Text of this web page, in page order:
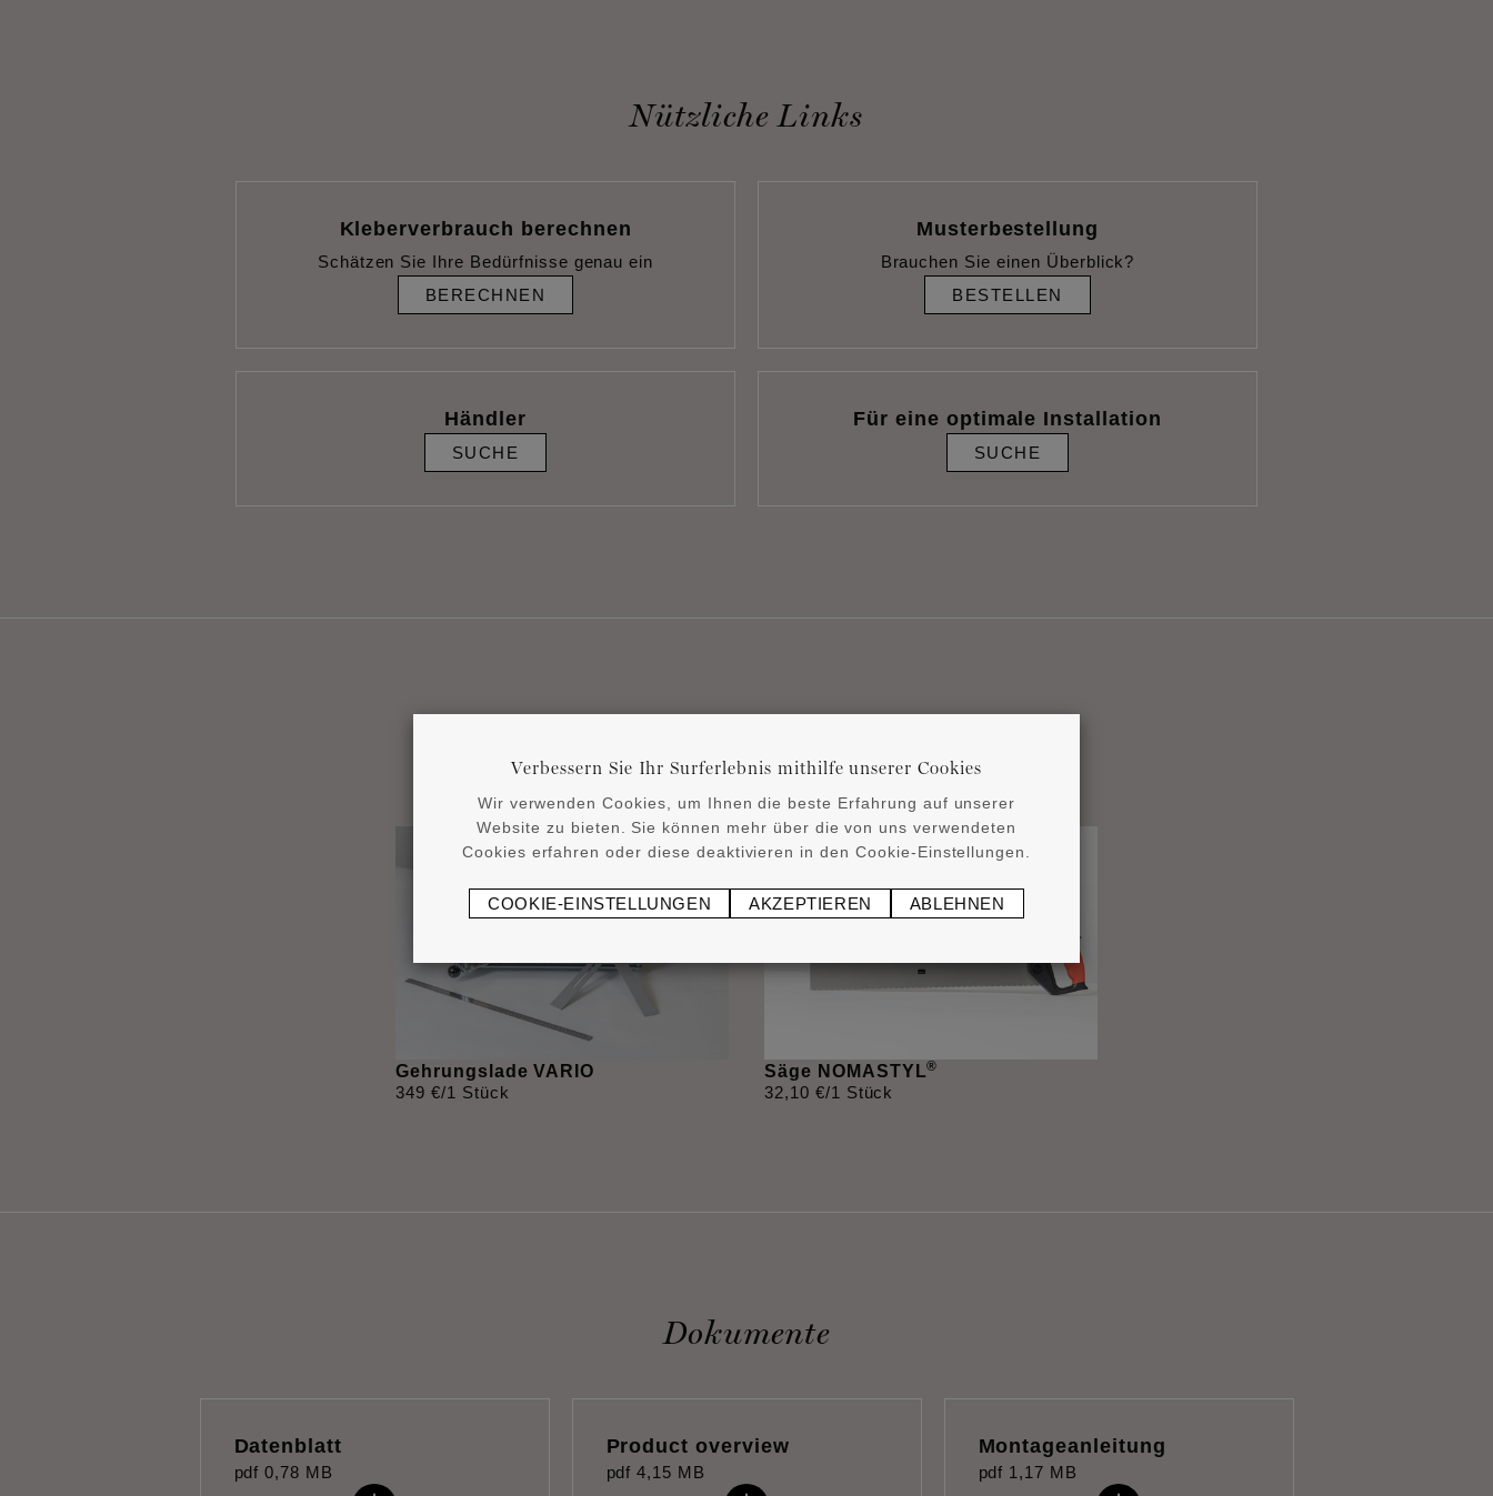
Nützliche Links
Kleberverbrauch berechnen
Schätzen Sie Ihre Bedürfnisse genau ein
BERECHNEN
Musterbestellung
Brauchen Sie einen Überblick?
BESTELLEN
Händler
SUCHE
Für eine optimale Installation
SUCHE
Gehrungslade VARIO
349 €/1 Stück
Säge NOMASTYL®
32,10 €/1 Stück
Dokumente
Datenblatt
pdf 0,78 MB
Product overview
pdf 4,15 MB
Montageanleitung
pdf 1,17 MB
Verbessern Sie Ihr Surferlebnis mithilfe unserer Cookies
Wir verwenden Cookies, um Ihnen die beste Erfahrung auf unserer
Website zu bieten. Sie können mehr über die von uns verwendeten
Cookies erfahren oder diese deaktivieren in den Cookie-Einstellungen.
COOKIE-EINSTELLUNGEN AKZEPTIEREN ABLEHNEN